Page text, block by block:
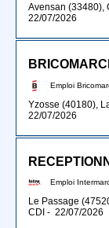
Avensan (33480),
22/07/2026
Emploi
Yzosse (40180),
22/07/2026
Emploi
Le Passage
CDI - 22/07/2026